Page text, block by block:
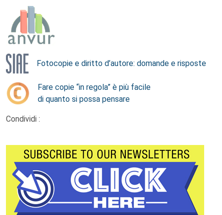
Fotocopie e diritto d’autore: domande e risposte
Fare copie “in regola” è più facile
di quanto si possa pensare
Condividi :